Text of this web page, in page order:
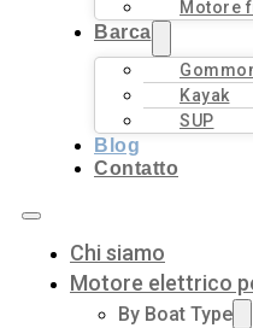
Motore
Barca
Kayak
SUP
Blog
Contatto
Chi siamo
Motore elettrico
By Boat Type